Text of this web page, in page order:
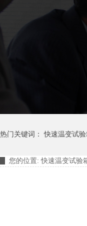
热门关键词：快速温变试验
您的位置:快速温变试验